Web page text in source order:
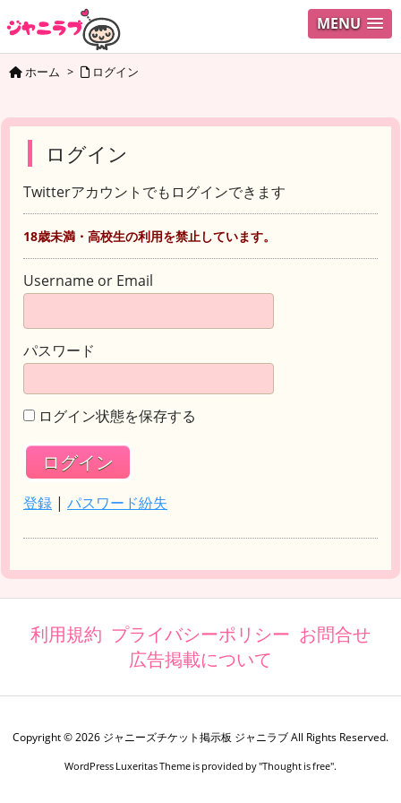
MENU
ホーム > ログイン
ログイン
Twitterアカウントでもログインできます
18歳未満・高校生の利用を禁止しています。
Username or Email
パスワード
ログイン状態を保存する
登録 | パスワード紛失
利用規約 プライバシーポリシー お問合せ
広告掲載について
Copyright ©2026 ジャニーズチケット掲示板 ジャニラブAll Rights Reserved.
WordPress Luxeritas Theme is provided by "Thought is free".